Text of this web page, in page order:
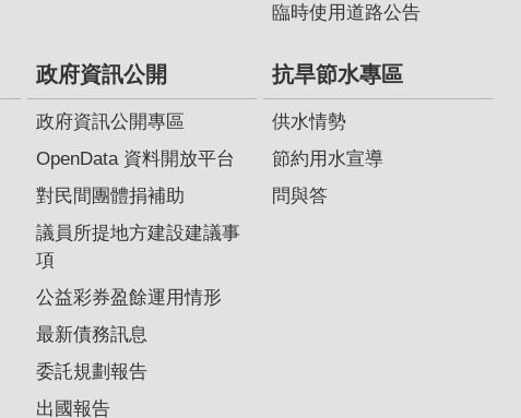
臨時使用道路公告
政府資訊公開
政府資訊公開專區
OpenData 資料開放平台
對民間團體捐補助
議員所提地方建設建議事
項
公益彩券盈餘運用情形
最新債務訊息
委託規劃報告
出國報告
抗旱節水專區
供水情勢
節約用水宣導
問與答